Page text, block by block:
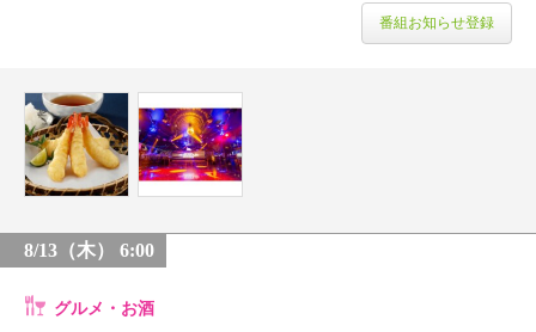
番組お知らせ登録
8/13（木） 6:00
グルメ・お酒